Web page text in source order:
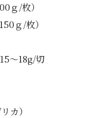
ｇ/枚）
ｇ/枚）
～18g/切
カ）